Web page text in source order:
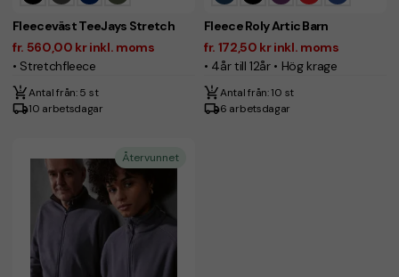
Fleeceväst TeeJays Stretch
fr. 560,00 kr inkl. moms
• Stretchfleece
Antal från: 5 st
10 arbetsdagar
Fleece Roly Artic Barn
fr. 172,50 kr inkl. moms
• 4år till 12år • Hög krage
Antal från: 10 st
6 arbetsdagar
Återvunnet